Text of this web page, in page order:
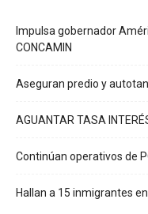
Impulsa gobernador
CONCAMIN
Aseguran predio y
AGUANTAR TASA
Continúan operativos de
Hallan a 15 inmigrantes